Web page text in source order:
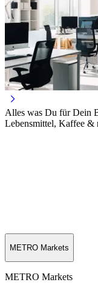
Alles was Du für Dein
Lebensmittel, Kaffee &
METRO Markets
METRO Markets